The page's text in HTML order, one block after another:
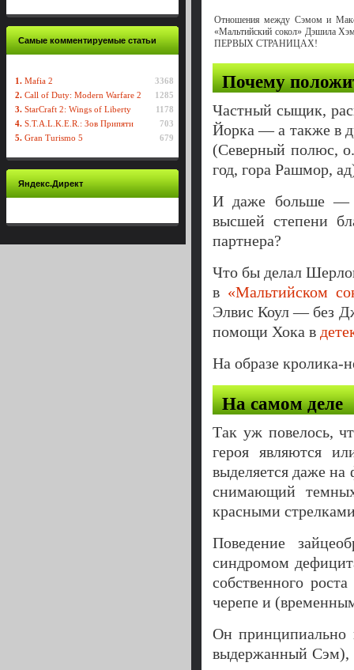
Самые комментируемые статьи
1. Mafia 2
3368
2. Call of Duty: Modern Warfare 2
1285
3. StarCraft 2: Wings of Liberty
1178
4. S.T.A.L.K.E.R.: Зов Припяти
703
5. Gran Turismo 5 679
Яндекс.Директ
Отношения между Сэмом и
«Мальтийский сокол» Дэшила
ПЕРВЫХ СТРАНИЦАХ!
Почему
Частный сыщик,
Йорка — а также в
(Северный полюс,
год, гора Рашмор,
И даже больше —
высшей степени
партнера?
Что бы делал
в «Мальтийском
Элвис Коул — без
помощи Хока в
На образе кролика-
На самом деле
Так уж повелось,
героя являются
выделяется даже на
снимающий
красными
Поведение
синдромом
собственного
черепе и
Он принципиально
выдержанный Сэм),